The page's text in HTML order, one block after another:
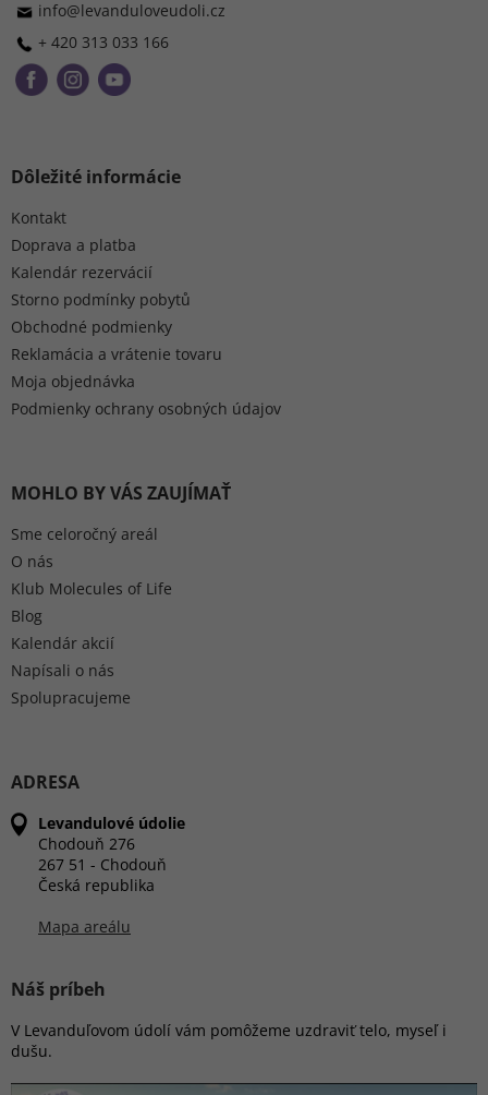
info@levanduloveudoli.cz
+ 420 313 033 166
Dôležité informácie
Kontakt
Doprava a platba
Kalendár rezervácií
Storno podmínky pobytů
Obchodné podmienky
Reklamácia a vrátenie tovaru
Moja objednávka
Podmienky ochrany osobných údajov
MOHLO BY VÁS ZAUJÍMAŤ
Sme celoročný areál
O nás
Klub Molecules of Life
Blog
Kalendár akcií
Napísali o nás
Spolupracujeme
ADRESA
Levandulové údolie
Chodouň 276
267 51 - Chodouň
Česká republika
Mapa areálu
Náš príbeh
V Levanduľovom údolí vám pomôžeme uzdraviť telo, myseľ i
dušu.